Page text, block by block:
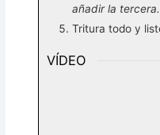
añadir la tercera.
Tritura todo y
VÍDEO